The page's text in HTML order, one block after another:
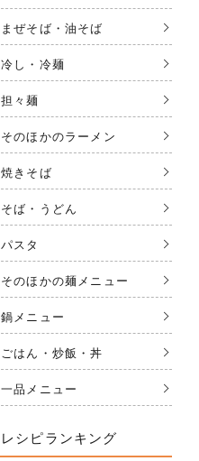
まぜそば・油そば
冷し・冷麺
担々麺
そのほかのラーメン
焼きそば
そば・うどん
パスタ
そのほかの麺メニュー
鍋メニュー
ごはん・炒飯・丼
一品メニュー
レシピランキング